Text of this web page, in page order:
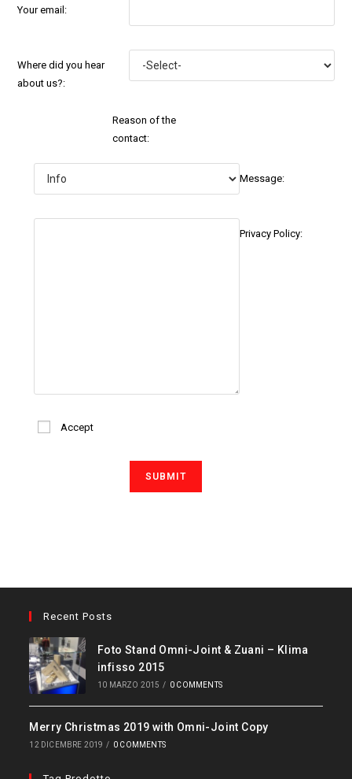
Your email:
Where did you hear
about us?:
Reason of the
contact:
Message:
Privacy Policy:
Accept
Recent Posts
Foto Stand Omni-Joint & Zuani – Klima
infisso 2015
10 MARZO 2015 / 0 COMMENTS
Merry Christmas 2019 with Omni-Joint Copy
12 DICEMBRE 2019 / 0 COMMENTS